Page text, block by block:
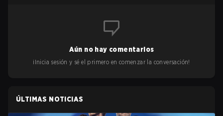
Aún no hay comentarios
¡Inicia sesión y sé el primero en comenzar la conversación!
ÚLTIMAS NOTICIAS